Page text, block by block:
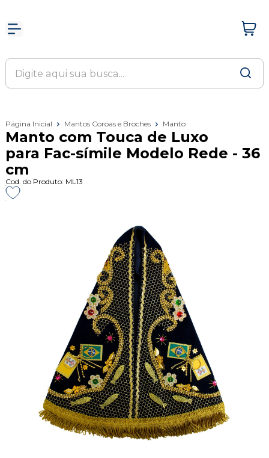
Página Inicial Mantos Coroas e Broches Manto
Manto com Touca de Luxo
para Fac-símile Modelo Rede - 36
cm
Cod. do Produto: ML13